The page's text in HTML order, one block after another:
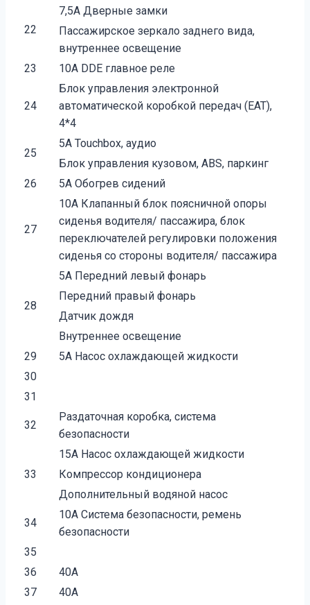
22
7,5А Дверные замки
Пассажирское зеркало заднего вида,
внутреннее освещение
23
10А DDE главное реле
24
Блок управления электронной
автоматической коробкой передач (EAT),
4*4
25
5А Touchbox, аудио
Блок управления кузовом, ABS, паркинг
26
5А Обогрев сидений
27
10A Клапанный блок поясничной опоры
сиденья водителя/ пассажира, блок
переключателей регулировки положения
сиденья со стороны водителя/ пассажира
28
5A Передний левый фонарь
Передний правый фонарь
Датчик дождя
Внутреннее освещение
29
5А Насос охлаждающей жидкости
30
31
32
Раздаточная коробка, система
безопасности
33
15А Насос охлаждающей жидкости
Компрессор кондиционера
Дополнительный водяной насос
34
10А Система безопасности, ремень
безопасности
35
36
40А
37
40А